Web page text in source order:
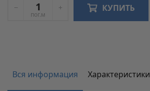
пог.м
КУПИТЬ
Вся информация Характеристики